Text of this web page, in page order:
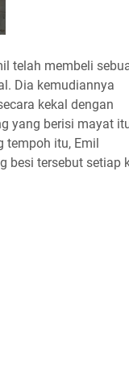
telah membeli
Dia kemudiannya
kekal dengan
yang berisi mayat
itu, Emil
besi tersebut setiap